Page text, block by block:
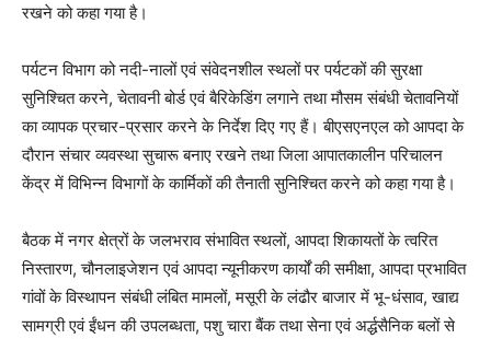
रखने को कहा गया है।
पर्यटन विभाग को नदी-नालों एवं संवेदनशील स्थलों पर पर्यटकों की सुरक्षा
सुनिश्चित करने, चेतावनी बोर्ड एवं बैरिकेडिंग लगाने तथा मौसम संबंधी चेतावनियों
का व्यापक प्रचार-प्रसार करने के निर्देश दिए गए हैं। बीएसएनएल को आपदा के
दौरान संचार व्यवस्था सुचारू बनाए रखने तथा जिला आपातकालीन परिचालन
केंद्र में विभिन्न विभागों के कार्मिकों की तैनाती सुनिश्चित करने को कहा गया है।
बैठक में नगर क्षेत्रों के जलभराव संभावित स्थलों, आपदा शिकायतों के त्वरित
निस्तारण, चौनलाइजेशन एवं आपदा न्यूनीकरण कार्यों की समीक्षा, आपदा प्रभावित
गांवों के विस्थापन संबंधी लंबित मामलों, मसूरी के लंढौर बाजार में भू-धंसाव, खाद्य
सामग्री एवं ईंधन की उपलब्धता, पशु चारा बैंक तथा सेना एवं अर्द्धसैनिक बलों से